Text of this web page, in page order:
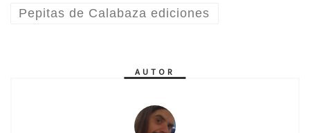
Pepitas de Calabaza ediciones
AUTOR